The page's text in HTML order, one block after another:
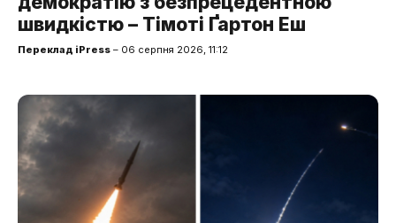
швидкістю – Тімоті Ґартон Еш
Переклад iPress – 06 серпня 2026, 11:12